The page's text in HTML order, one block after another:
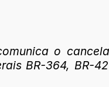
o
BR-364, BR-